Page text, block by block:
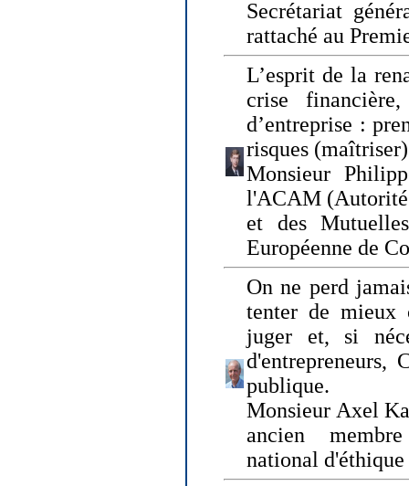
Secrétariat
rattaché au
L’esprit de la
crise
d’entreprise :
risques
Monsieur
l'ACAM (Autorité
et des
Européenne de
On ne perd
tenter de mieux
juger et, si
d'entrepreneurs,
publique.
Monsieur Axel
ancien
national d'éthique